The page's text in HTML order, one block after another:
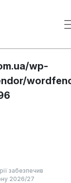
null to
is
wp-
забезпечив
2026/27